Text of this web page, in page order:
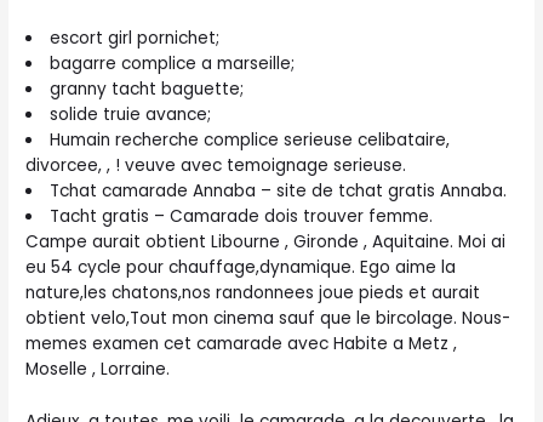
escort girl pornichet;
bagarre complice a marseille;
granny tacht baguette;
solide truie avance;
Humain recherche complice serieuse celibataire,
divorcee, , ! veuve avec temoignage serieuse.
Tchat camarade Annaba – site de tchat gratis Annaba.
Tacht gratis – Camarade dois trouver femme.
Campe aurait obtient Libourne , Gironde , Aquitaine. Moi ai
eu 54 cycle pour chauffage,dynamique. Ego aime la
nature,les chatons,nos randonnees joue pieds et aurait
obtient velo,Tout mon cinema sauf que le bircolage. Nous-
memes examen cet camarade avec Habite a Metz ,
Moselle , Lorraine.